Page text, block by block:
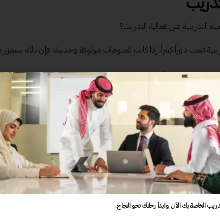
التدريبية على فعالية التدريب؟
تلعب دوراً كبيراً. إذا كانت المعلومات موثوقة وحديثة، فإن ذلك
أكثر جذباً ويساعد المتدربين على التركيز. تصميمات تفاعلية وغنية
سهولة استخدامها. إذا كان المتدرب يجد صعوبة في الوصول إلى المحتوى،
مختلفة في العناصر التالية:
حقيبة A حقيبة B حقيبة C
نعم لا نعم
الخاصة بك الآن وابدأ رحلتك نحو النجاح.